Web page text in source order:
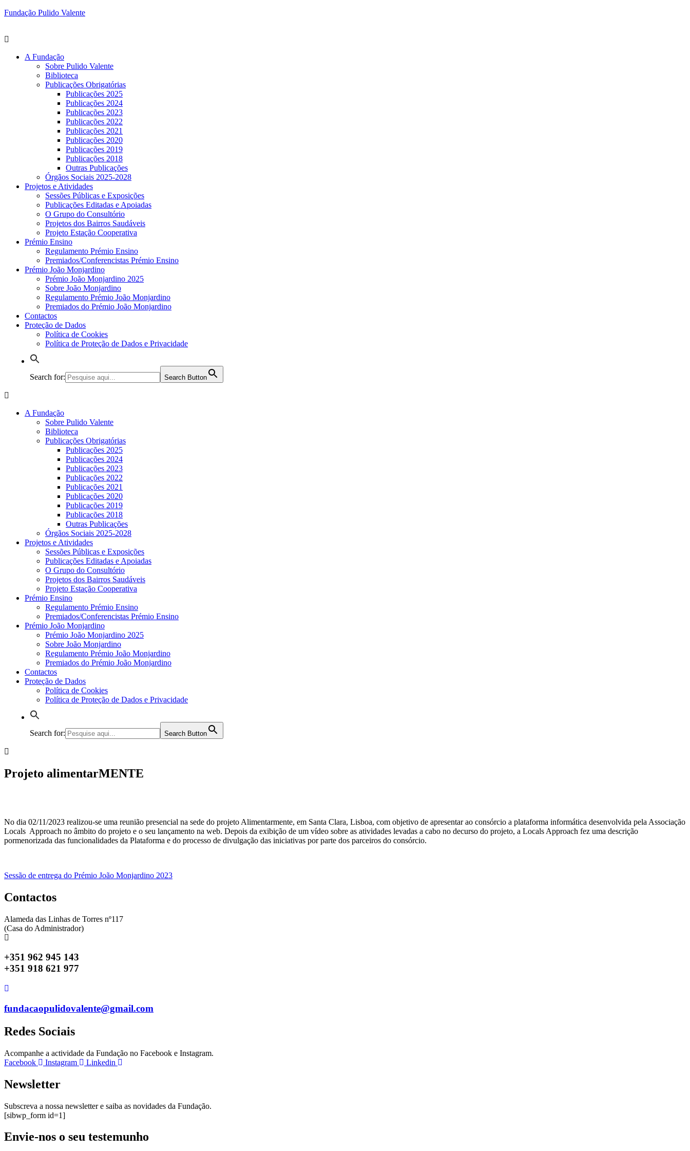
Fundação Pulido Valente
A Fundação
Sobre Pulido Valente
Biblioteca
Publicações Obrigatórias
Publicações 2025
Publicações 2024
Publicações 2023
Publicações 2022
Publicações 2021
Publicações 2020
Publicações 2019
Publicações 2018
Outras Publicações
Órgãos Sociais 2025-2028
Projetos e Atividades
Sessões Públicas e Exposições
Publicações Editadas e Apoiadas
O Grupo do Consultório
Projetos dos Bairros Saudáveis
Projeto Estação Cooperativa
Prémio Ensino
Regulamento Prémio Ensino
Premiados/Conferencistas Prémio Ensino
Prémio João Monjardino
Prémio João Monjardino 2025
Sobre João Monjardino
Regulamento Prémio João Monjardino
Premiados do Prémio João Monjardino
Contactos
Proteção de Dados
Política de Cookies
Política de Proteção de Dados e Privacidade
Search for: Search Button
A Fundação
Sobre Pulido Valente
Biblioteca
Publicações Obrigatórias
Publicações 2025
Publicações 2024
Publicações 2023
Publicações 2022
Publicações 2021
Publicações 2020
Publicações 2019
Publicações 2018
Outras Publicações
Órgãos Sociais 2025-2028
Projetos e Atividades
Sessões Públicas e Exposições
Publicações Editadas e Apoiadas
O Grupo do Consultório
Projetos dos Bairros Saudáveis
Projeto Estação Cooperativa
Prémio Ensino
Regulamento Prémio Ensino
Premiados/Conferencistas Prémio Ensino
Prémio João Monjardino
Prémio João Monjardino 2025
Sobre João Monjardino
Regulamento Prémio João Monjardino
Premiados do Prémio João Monjardino
Contactos
Proteção de Dados
Política de Cookies
Política de Proteção de Dados e Privacidade
Search for: Search Button
Projeto alimentarMENTE
No dia 02/11/2023 realizou-se uma reunião presencial na sede do projeto Alimentarmente, em Santa Clara, Lisboa, com objetivo de apresentar ao consórcio a plataforma informática desenvolvida pela Associação
Locals Approach no âmbito do projeto e o seu lançamento na web. Depois da exibição de um vídeo sobre as atividades levadas a cabo no decurso do projeto, a Locals Approach fez uma descrição
pormenorizada das funcionalidades da Plataforma e do processo de divulgação das iniciativas por parte dos parceiros do consórcio.
Navegação
de
artigos
Sessão de entrega do Prémio João Monjardino 2023
Contactos
Alameda das Linhas de Torres nº117
(Casa do Administrador)
+351 962 945 143
+351 918 621 977
fundacaopulidovalente@gmail.com
Redes Sociais
Acompanhe a actividade da Fundação no Facebook e Instagram.
Facebook
Instagram Linkedin
Newsletter
Subscreva a nossa newsletter e saiba as novidades da Fundação.
[sibwp_form id=1]
Envie-nos o seu testemunho